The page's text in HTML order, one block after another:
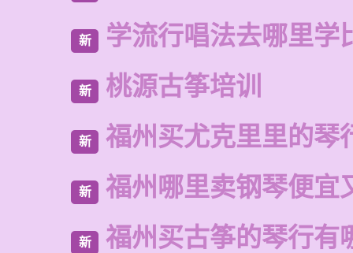
新 学流行唱法去哪里学
新 桃源古筝培训
新 福州买尤克里里的琴
新 福州哪里卖钢琴便宜
新 福州买古筝的琴行有